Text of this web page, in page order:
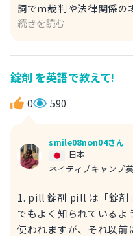
詞でm裁判や法律関係の
回は「冤罪」「間違った
must be a false
いないよ）！！ 2. wrongful conviction 冤罪 こちらは「判
決後の冤罪」によく使わ
すでに判決が出ているこ
は「有罪判決」の意味
ることで「不当な有罪判
よ（冤罪に違いないよ）！！ 少しでも参考なれ
す！
続きを読む
錠剤 を英語で教えて!
0 590
smile08non04さん
ネイティブキャンプ
日本
1. pill 錠剤 pill は「錠剤」の意味をもつ名詞です。 日本語
でもよく知られているよ
使われますが、それ以前